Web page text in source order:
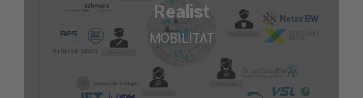
Realist
MOBILITÄT